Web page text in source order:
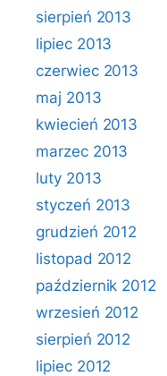
sierpień 2013
lipiec 2013
czerwiec 2013
maj 2013
kwiecień 2013
marzec 2013
luty 2013
styczeń 2013
grudzień 2012
listopad 2012
październik 2012
wrzesień 2012
sierpień 2012
lipiec 2012